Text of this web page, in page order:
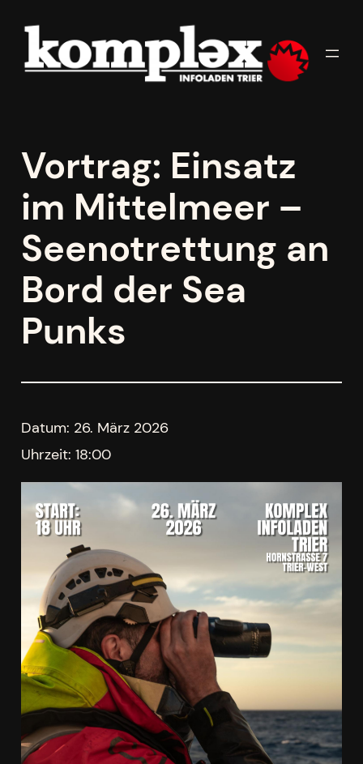
springen
Vortrag: Einsatz
im Mittelmeer –
Seenotrettung an
Bord der Sea
Punks
Datum: 26. März 2026
Uhrzeit: 18:00